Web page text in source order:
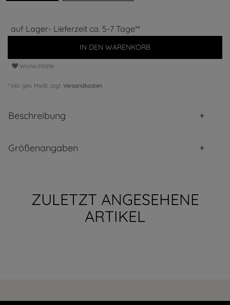
auf Lager- Lieferzeit ca. 5-7 Tage**
IN DEN WARENKORB
Wunschliste
* inkl. ges. MwSt. zzgl. Versandkosten
Beschreibung
Größenangaben
ZULETZT ANGESEHENE
ARTIKEL